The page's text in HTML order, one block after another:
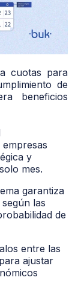
cuotas para
de
beneficios
y
mes.
garantiza
las
de
entre las
ajustar